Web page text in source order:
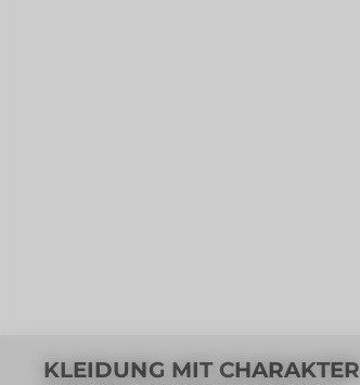
KLEIDUNG MIT CHARAKTER